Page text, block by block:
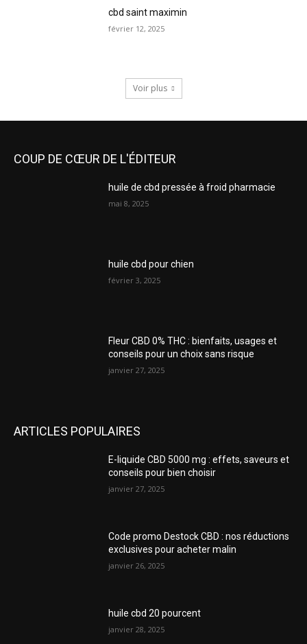
cbd saint maximin
février 12, 2025
Voir plus
COUP DE CŒUR DE L'ÉDITEUR
huile de cbd pressée à froid pharmacie
mai 8, 2025
huile cbd pour chien
février 3, 2025
Fleur CBD 0% THC : bienfaits, usages et
conseils pour un choix sans risque
janvier 27, 2025
ARTICLES POPULAIRES
E-liquide CBD 5000 mg : effets, saveurs et
conseils pour bien choisir
janvier 27, 2025
Code promo Destock CBD : nos réductions
exclusives pour acheter malin
janvier 26, 2025
huile cbd 20 pourcent
janvier 28, 2025